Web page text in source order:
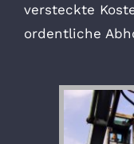
versteckte
ordentliche